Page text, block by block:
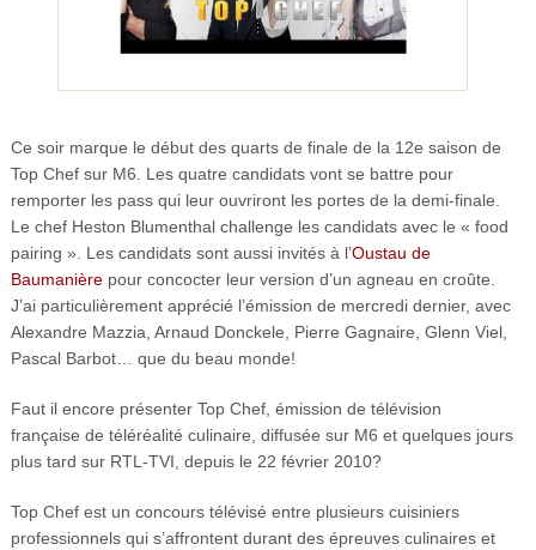
Ce soir marque le début des quarts de finale de la 12e saison de
Top Chef sur M6. Les quatre candidats vont se battre pour
remporter les pass qui leur ouvriront les portes de la demi-finale.
Le chef Heston Blumenthal challenge les candidats avec le « food
pairing ». Les candidats sont aussi invités à l’Oustau de
Baumanièrepour concocter leur version d’un agneau en croûte.
J’ai particulièrement apprécié l’émission de mercredi dernier, avec
Alexandre Mazzia, Arnaud Donckele, Pierre Gagnaire, Glenn Viel,
Pascal Barbot… que du beau monde!
Faut il encore présenter Top Chef, émission de télévision
française de téléréalité culinaire, diffusée sur M6 et quelques jours
plus tard sur RTL-TVI, depuis le 22 février 2010?
Top Chef est un concours télévisé entre plusieurs cuisiniers
professionnels qui s’affrontent durant des épreuves culinaires et